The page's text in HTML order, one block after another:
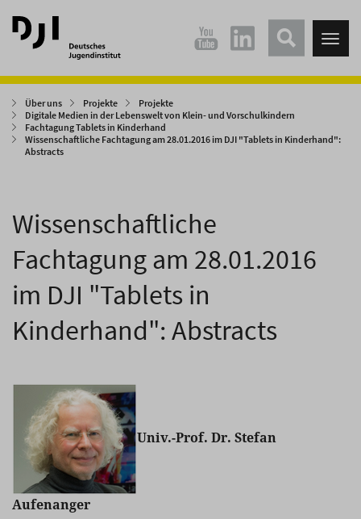
Direkt
zum
Hauptinhalt
Direkt
zum
Hauptmenü
Über uns Projekte
Projekte
Digitale Medien in der Lebenswelt von Klein- und Vorschulkindern
Fachtagung Tablets in Kinderhand
Wissenschaftliche Fachtagung am 28.01.2016 im DJI "Tablets in Kinderhand":
Abstracts
Wissenschaftliche
Fachtagung am 28.01.2016
im DJI "Tablets in
Kinderhand": Abstracts
Univ.-Prof. Dr. Stefan
Aufenanger